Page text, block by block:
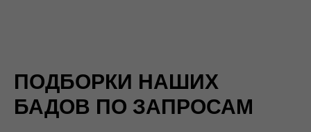
ПОДБОРКИ НАШИХ
БАДОВ ПО ЗАПРОСАМ